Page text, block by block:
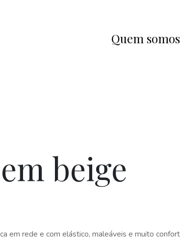
Quem somos
beige
em rede e com elástico, maleáveis e muito